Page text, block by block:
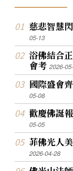
慈悲智慧
05-13
浴佛結合
會考2026-
國際盛會
05-08
歡慶佛誕
05-05
菲佛光人
2026-04-28